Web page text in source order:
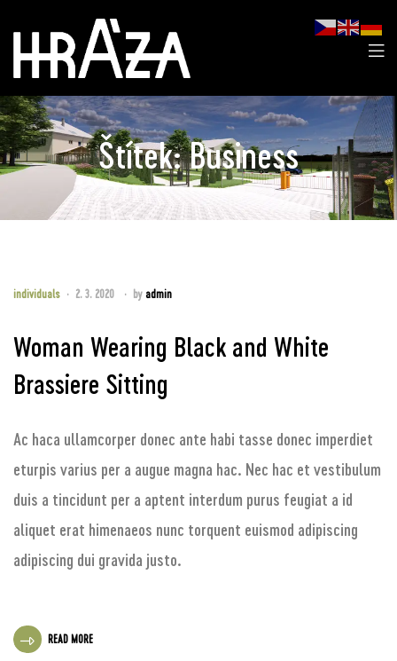
Štítek:Business
individuals 2. 3. 2020 by admin
Woman Wearing Black and White
Brassiere Sitting
Ac haca ullamcorper donec ante habi tasse donec imperdiet
eturpis varius per a augue magna hac. Nec hac et vestibulum
duis a tincidunt per a aptent interdum purus feugiat a id
aliquet erat himenaeos nunc torquent euismod adipiscing
adipiscing dui gravida justo.
READ MORE